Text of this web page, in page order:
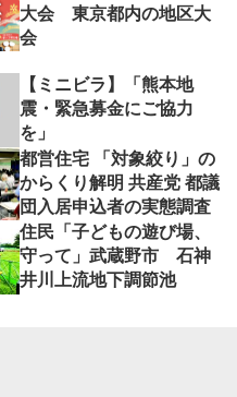
大会 東京都内の地区大
会
【ミニビラ】「熊本地
震・緊急募金にご協力
を」
都営住宅 「対象絞り」の
からくり解明 共産党 都議
団入居申込者の実態調査
住民「子どもの遊び場、
守って」武蔵野市 石神
井川上流地下調節池